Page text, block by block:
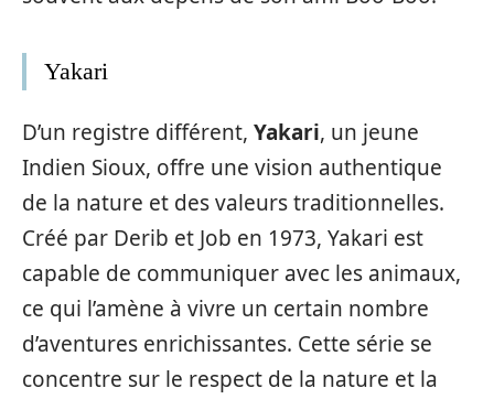
Yakari
D’un registre différent, Yakari, un jeune
Indien Sioux, offre une vision authentique
de la nature et des valeurs traditionnelles.
Créé par Derib et Job en 1973, Yakari est
capable de communiquer avec les animaux,
ce qui l’amène à vivre un certain nombre
d’aventures enrichissantes. Cette série se
concentre sur le respect de la nature et la